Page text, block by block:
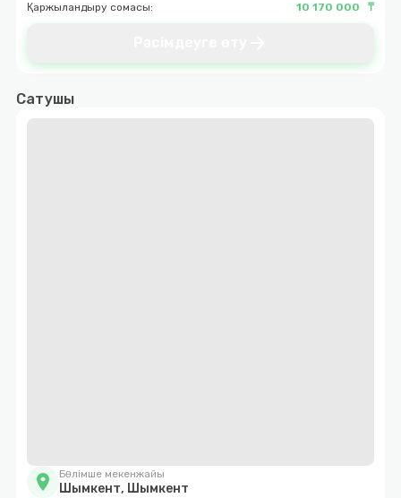
Қаржыландыру сомасы: 10 170 000 ₸
Сатушы
location_on Бөлімше мекенжайы
Шымкент, Шымкент